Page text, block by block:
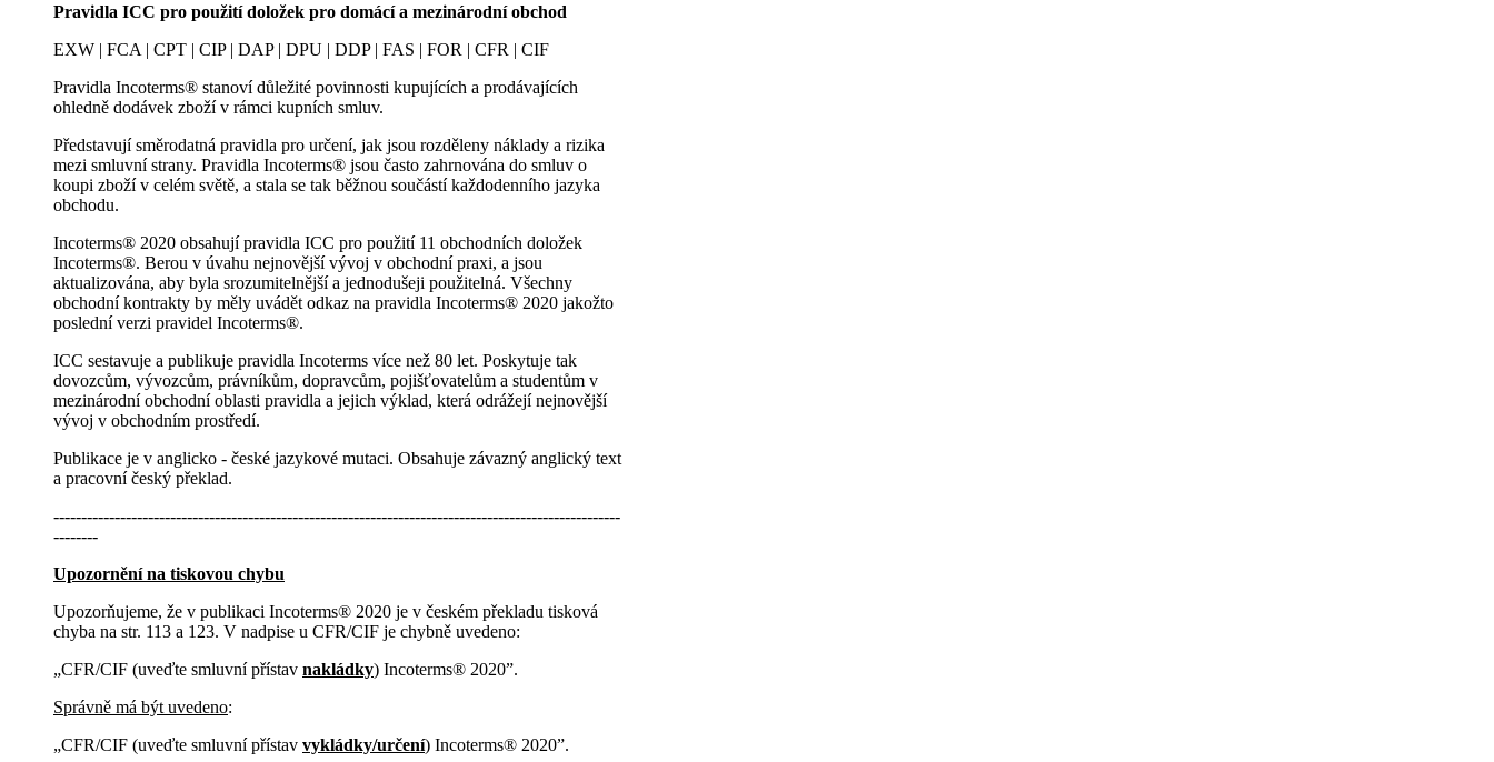
Pravidla ICC pro použití doložek pro domácí a mezinárodní obchod
EXW | FCA | CPT | CIP | DAP | DPU | DDP | FAS | FOR | CFR | CIF
Pravidla Incoterms® stanoví důležité povinnosti kupujících a prodávajících
ohledně dodávek zboží v rámci kupních smluv.
Představují směrodatná pravidla pro určení, jak jsou rozděleny náklady a rizika
mezi smluvní strany. Pravidla Incoterms® jsou často zahrnována do smluv o
koupi zboží v celém světě, a stala se tak běžnou součástí každodenního jazyka
obchodu.
Incoterms® 2020 obsahují pravidla ICC pro použití 11 obchodních doložek
Incoterms®. Berou v úvahu nejnovější vývoj v obchodní praxi, a jsou
aktualizována, aby byla srozumitelnější a jednodušeji použitelná. Všechny
obchodní kontrakty by měly uvádět odkaz na pravidla Incoterms® 2020 jakožto
poslední verzi pravidel Incoterms®.
ICC sestavuje a publikuje pravidla Incoterms více než 80 let. Poskytuje tak
dovozcům, vývozcům, právníkům, dopravcům, pojišťovatelům a studentům v
mezinárodní obchodní oblasti pravidla a jejich výklad, která odrážejí nejnovější
vývoj v obchodním prostředí.
Publikace je v anglicko - české jazykové mutaci. Obsahuje závazný anglický text
a pracovní český překlad.
------------------------------------------------------------------------------------------------------
--------
Upozornění na tiskovou chybu
Upozorňujeme, že v publikaci Incoterms® 2020 je v českém překladu tisková
chyba na str. 113 a 123. V nadpise u CFR/CIF je chybně uvedeno:
„CFR/CIF (uveďte smluvní přístav nakládky) Incoterms® 2020”.
Správně má být uvedeno:
„CFR/CIF (uveďte smluvní přístav vykládky/určení) Incoterms® 2020”.